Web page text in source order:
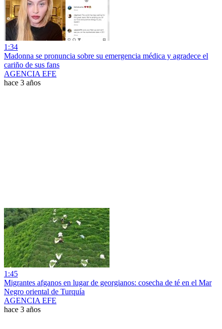
1:34
Madonna se pronuncia sobre su emergencia médica y agradece el
cariño de sus fans
AGENCIA EFE
hace 3 años
1:45
Migrantes afganos en lugar de georgianos: cosecha de té en el Mar
Negro oriental de Turquía
AGENCIA EFE
hace 3 años